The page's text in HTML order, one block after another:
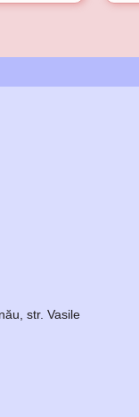
str. Vasile